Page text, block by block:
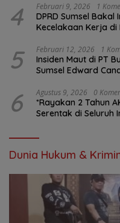
4 Februari 9, 2026 1
DPRD Sumsel
Kecelakaan Kerja di
5 Februari 12, 2026 1
Insiden Maut di PT
Sumsel Edward
6 Agustus 9, 2026 0
*Rayakan 2 Tahun
Serentak di Seluruh
Dunia Hukum &